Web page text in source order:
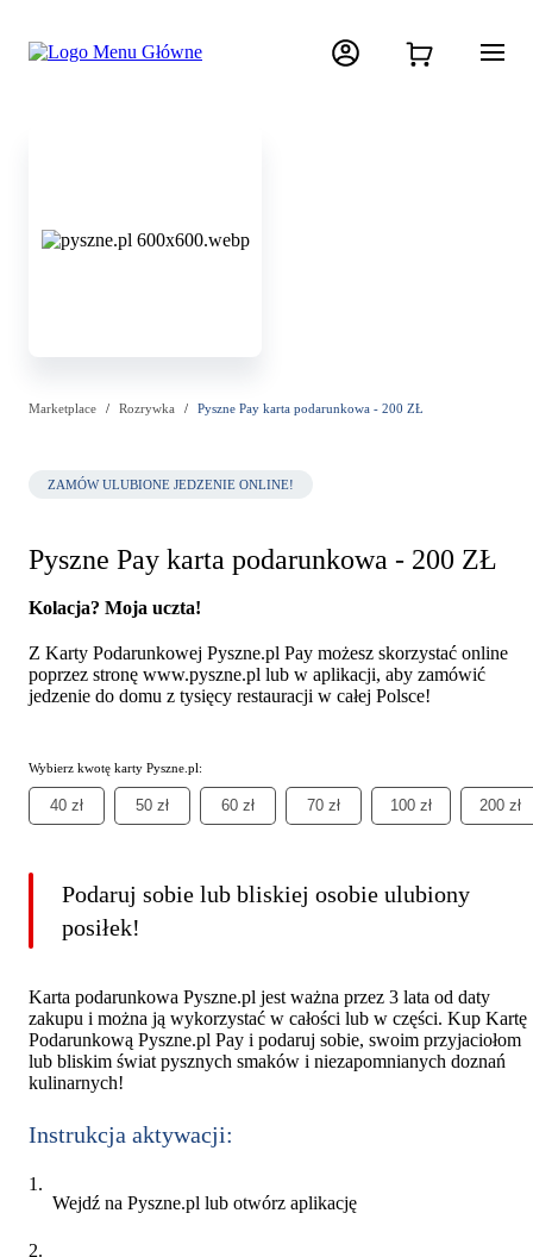
Marketplace Rozrywka Pyszne Pay karta podarunkowa - 200 ZŁ
ZAMÓW ULUBIONE JEDZENIE ONLINE!
Pyszne Pay karta podarunkowa - 200 ZŁ
Kolacja? Moja uczta!
Z Karty Podarunkowej Pyszne.pl Pay możesz skorzystać online
poprzez stronę www.pyszne.pl lub w aplikacji, aby zamówić
jedzenie do domu z tysięcy restauracji w całej Polsce!
Wybierz kwotę karty Pyszne.pl:
40 zł 50 zł 60 zł 70 zł 100 zł 200 zł
Podaruj sobie lub bliskiej osobie ulubiony
posiłek!
Karta podarunkowa Pyszne.pl jest ważna przez 3 lata od daty
zakupu i można ją wykorzystać w całości lub w części. Kup Kartę
Podarunkową Pyszne.pl Pay i podaruj sobie, swoim przyjaciołom
lub bliskim świat pysznych smaków i niezapomnianych doznań
kulinarnych!
Instrukcja aktywacji:
Wejdź na Pyszne.pl lub otwórz aplikację